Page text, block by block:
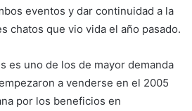
eventos y dar continuidad a la
chatos que vio vida el año pasado.
es uno de los de mayor demanda
a venderse en el 2005
por los beneficios en